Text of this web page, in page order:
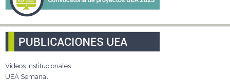
Videos Institucionales
UEA Semanal